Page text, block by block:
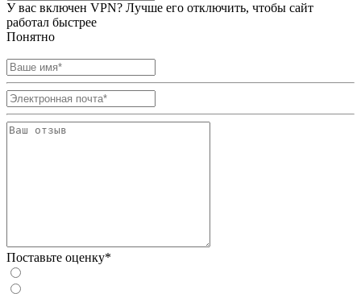
У вас включен VPN? Лучше его отключить, чтобы сайт
работал быстрее
Понятно
Поставьте оценку*